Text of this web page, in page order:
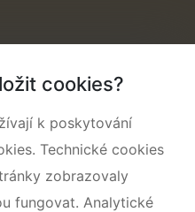
cookies?
k poskytování
Technické cookies
zobrazovaly
fungovat. Analytické